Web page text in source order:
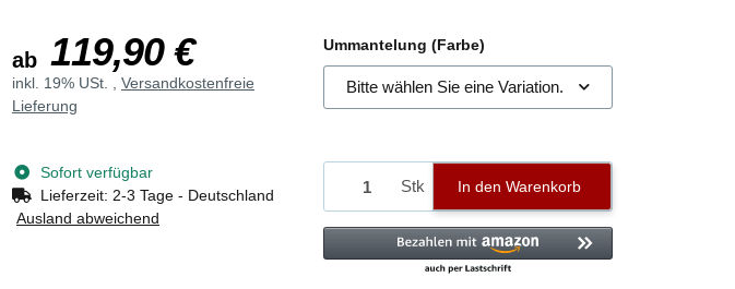
ab 119,90 €
inkl. 19% USt. , Versandkostenfreie
Lieferung
Sofort verfügbar
Lieferzeit: 2-3 Tage - Deutschland
Ausland abweichend
Ummantelung (Farbe)
Bitte wählen Sie eine Variation.
Stk In den Warenkorb